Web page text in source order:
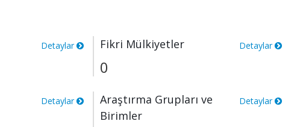
Detaylar Fikri Mülkiyetler Detaylar
0
Detaylar
Araştırma Grupları ve
Birimler
Detaylar